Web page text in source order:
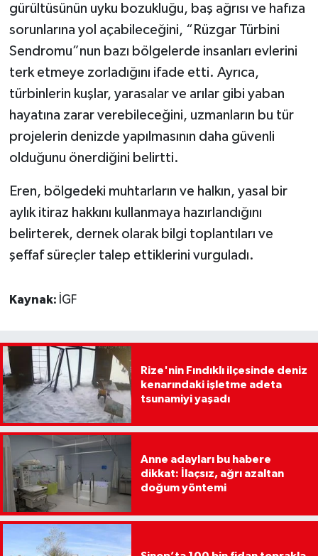
gürültüsünün uyku bozukluğu, baş ağrısı ve hafıza
sorunlarına yol açabileceğini, “Rüzgar Türbini
Sendromu”nun bazı bölgelerde insanları evlerini
terk etmeye zorladığını ifade etti. Ayrıca,
türbinlerin kuşlar, yarasalar ve arılar gibi yaban
hayatına zarar verebileceğini, uzmanların bu tür
projelerin denizde yapılmasının daha güvenli
olduğunu önerdiğini belirtti.
Eren, bölgedeki muhtarların ve halkın, yasal bir
aylık itiraz hakkını kullanmaya hazırlandığını
belirterek, dernek olarak bilgi toplantıları ve
şeffaf süreçler talep ettiklerini vurguladı.
Kaynak: İGF
Rize'nin Fındıklı ilçesinde deniz
kenarındaki işletme adeta
tsunamiyi yaşadı
Anne adayları bu habere
dikkat: İlaçsız, ağrı azaltan
doğum yöntemi